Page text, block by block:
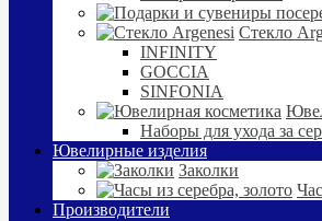
Стекло
INFINITY
GOCCIA
SINFONIA
Наборы для ухода за
Ювелирные изделия
Заколки
Производители